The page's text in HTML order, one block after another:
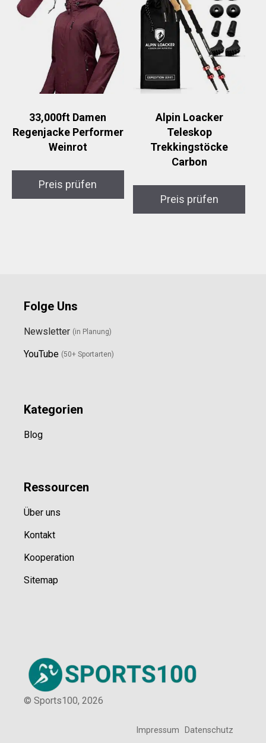
33,000ft Damen
Regenjacke Performer
Weinrot
Preis prüfen
Alpin Loacker
Teleskop
Trekkingstöcke
Carbon
Preis prüfen
Folge Uns
Newsletter (in Planung)
YouTube (50+ Sportarten)
Kategorien
Blog
Ressourcen
Über uns
Kontakt
Kooperation
Sitemap
© Sports100, 2026
Impressum Datenschutz